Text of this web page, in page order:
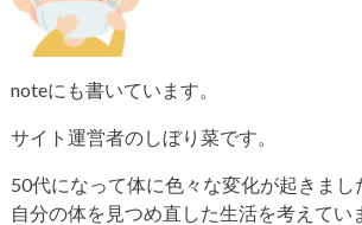
noteにも書いています。
サイト運営者のしぼり菜です。
50代になって体に色々な変化が起きまし
自分の体を見つめ直した生活を考えてい